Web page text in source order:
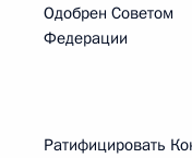
Одобрен Советом
Федерации
Ратифицировать